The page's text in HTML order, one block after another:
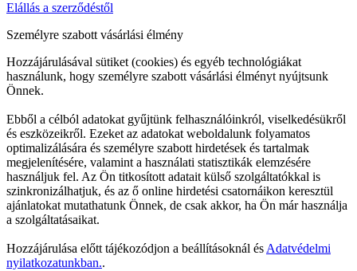
Elállás a szerződéstől
Személyre szabott vásárlási élmény
Hozzájárulásával sütiket (cookies) és egyéb technológiákat
használunk, hogy személyre szabott vásárlási élményt nyújtsunk
Önnek.
Ebből a célból adatokat gyűjtünk felhasználóinkról, viselkedésükről
és eszközeikről. Ezeket az adatokat weboldalunk folyamatos
optimalizálására és személyre szabott hirdetések és tartalmak
megjelenítésére, valamint a használati statisztikák elemzésére
használjuk fel. Az Ön titkosított adatait külső szolgáltatókkal is
szinkronizálhatjuk, és az ő online hirdetési csatornáikon keresztül
ajánlatokat mutathatunk Önnek, de csak akkor, ha Ön már használja
a szolgáltatásaikat.
Hozzájárulása előtt tájékozódjon a beállításoknál és Adatvédelmi
nyilatkozatunkban..